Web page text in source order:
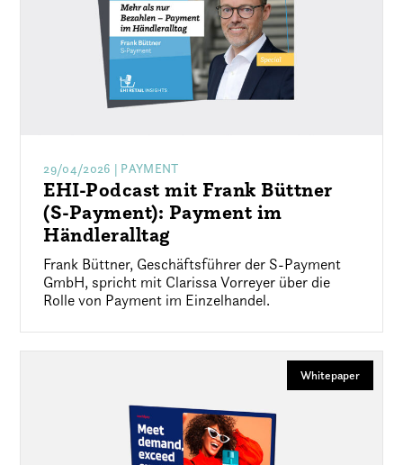
29/04/2026 | PAYMENT
EHI-Podcast mit Frank Büttner
(S-Payment): Payment im
Händleralltag
Frank Büttner, Geschäftsführer der S-Payment
GmbH, spricht mit Clarissa Vorreyer über die
Rolle von Payment im Einzelhandel.
Whitepaper